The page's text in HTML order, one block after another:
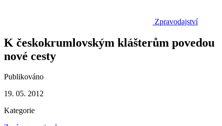
Zpravodajství
K českokrumlovským klášterům povedou
nové cesty
Publikováno
19. 05. 2012
Kategorie